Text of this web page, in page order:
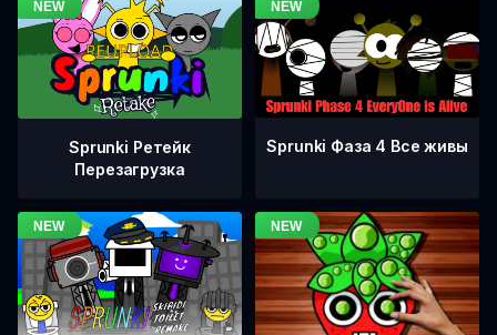
Sprunki Ретейк
Перезагрузка
Sprunki Фаза 4 Все живы